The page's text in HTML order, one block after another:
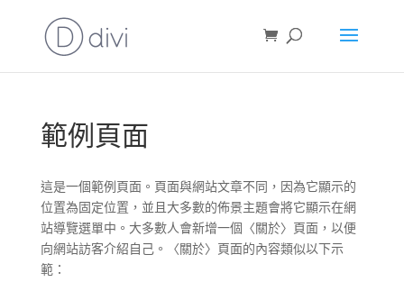
範例頁面
這是一個範例頁面。頁面與網站文章不同，因為它顯示的
位置為固定位置，並且大多數的佈景主題會將它顯示在網
站導覽選單中。大多數人會新增一個〈關於〉頁面，以便
向網站訪客介紹自己。〈關於〉頁面的內容類似以下示
範：